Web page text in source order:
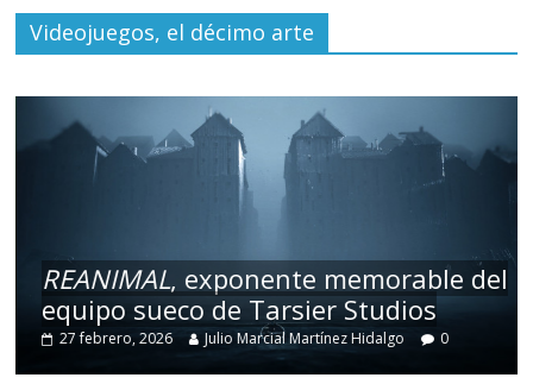
Videojuegos, el décimo arte
REANIMAL, exponente memorable del
equipo sueco de Tarsier Studios
27 febrero, 2026 Julio Marcial Martínez Hidalgo 0